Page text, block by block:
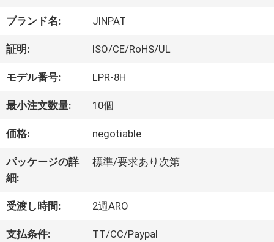
VR
シ
ョ
ー
私
達
に
つ
ブランド名: JINPAT
証明: ISO/CE/RoHS/UL
モデル番号: LPR-8H
最小注文数量: 10個
価格: negotiable
パッケージの詳
細:
標準/要求あり次第
受渡し時間: 2週ARO
支払条件: TT/CC/Paypal